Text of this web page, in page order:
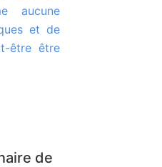
aucune
et de
être être
de